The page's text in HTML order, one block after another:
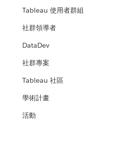
Tableau 使用者群組
社群領導者
DataDev
社群專案
Tableau 社區
學術計畫
活動